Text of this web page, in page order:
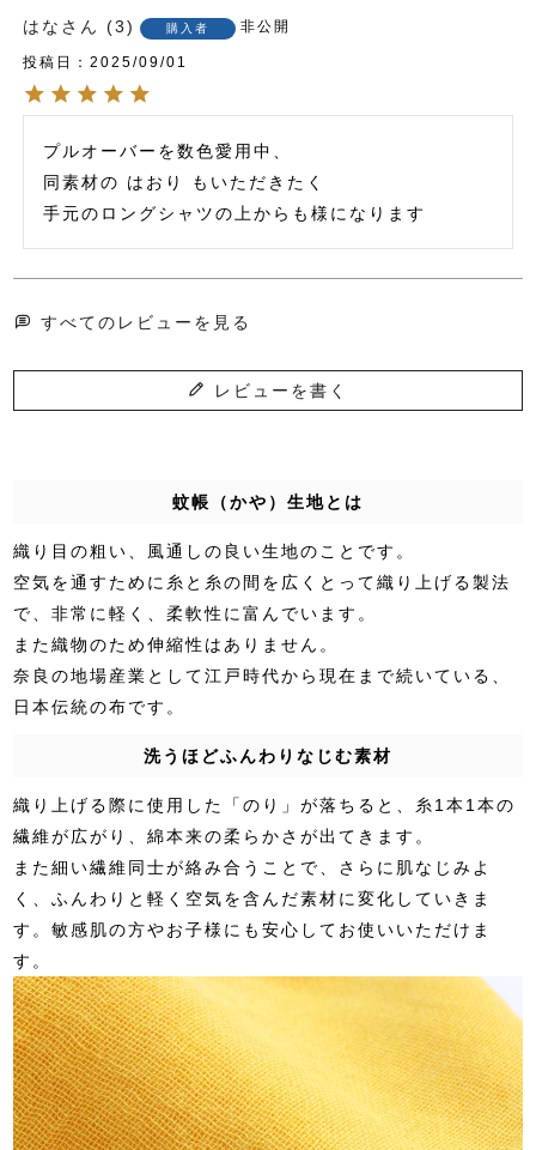
はな 3 購入者 非公開
投稿日 2025/09/01
プルオーバーを数色愛用中、
同素材の はおり もいただきたく
すべてのレビューを見る
レビューを書く
蚊帳（かや）生地とは
織り目の粗い、風通しの良い生地のことです。
空気を通すために糸と糸の間を広くとって織り上げる製法
で、非常に軽く、柔軟性に富んでいます。
また織物のため伸縮性はありません。
奈良の地場産業として江戸時代から現在まで続いている、
日本伝統の布です。
洗うほどふんわりなじむ素材
織り上げる際に使用した「のり」が落ちると、糸1本1本の
繊維が広がり、綿本来の柔らかさが出てきます。
また細い繊維同士が絡み合うことで、さらに肌なじみよ
く、ふんわりと軽く空気を含んだ素材に変化していきま
す。敏感肌の方やお子様にも安心してお使いいただけま
す。